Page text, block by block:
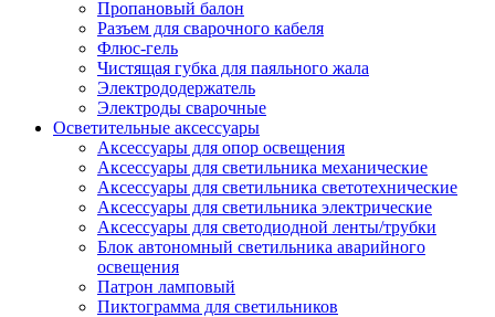
Пропановый балон
Разъем для сварочного кабеля
Флюс-гель
Чистящая губка для паяльного жала
Электрододержатель
Электроды сварочные
Осветительные аксессуары
Аксессуары для опор освещения
Аксессуары для светильника механические
Аксессуары для светильника светотехнические
Аксессуары для светильника электрические
Аксессуары для светодиодной ленты/трубки
Блок автономный светильника аварийного
освещения
Патрон ламповый
Пиктограмма для светильников